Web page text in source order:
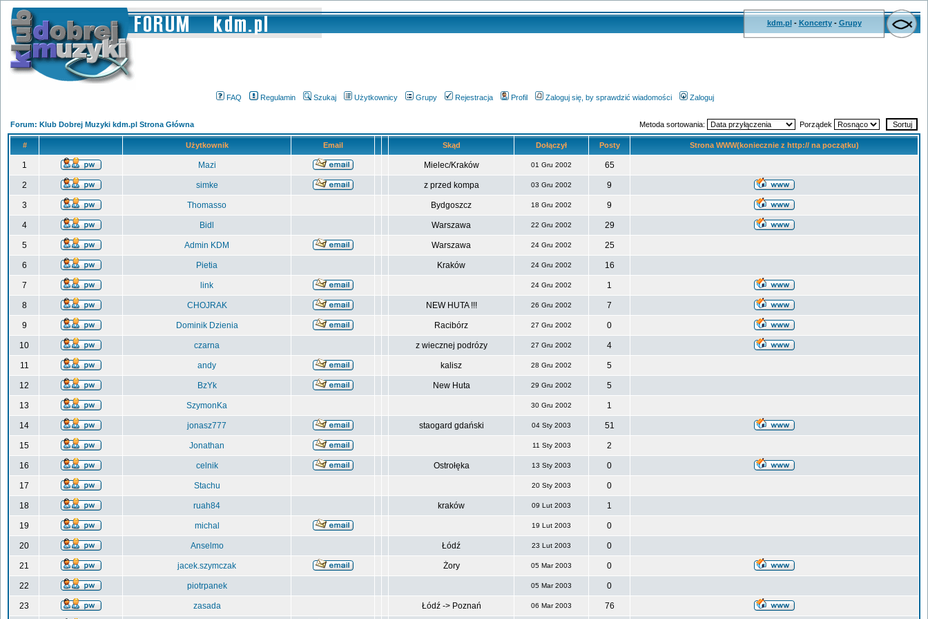
kdm.pl- Koncerty- Grupy
FAQ Regulamin Szukaj Użytkownicy Grupy Rejestracja Profil Zaloguj się, by sprawdzić wiadomości Zaloguj
Forum: Klub Dobrej Muzyki kdm.pl Strona Główna Metoda sortowania: Porządek
# Użytkownik Email Skąd Dołączył Posty Strona WWW(koniecznie z http:// na początku)
1 Mazi Mielec/Kraków 01 Gru 2002 65
2 simke z przed kompa 03 Gru 2002 9
3 Thomasso Bydgoszcz 18 Gru 2002 9
4 Bidl Warszawa 22 Gru 2002 29
5 Admin KDM Warszawa 24 Gru 2002 25
6 Pietia Kraków 24 Gru 2002 16
7 link 24 Gru 2002 1
8 CHOJRAK NEW HUTA !!! 26 Gru 2002 7
9 Dominik Dzienia Racibórz 27 Gru 2002 0
10 czarna z wiecznej podrózy 27 Gru 2002 4
11 andy kalisz 28 Gru 2002 5
12 BzYk New Huta 29 Gru 2002 5
13 SzymonKa 30 Gru 2002 1
14 jonasz777 staogard gdański 04 Sty 2003 51
15 Jonathan 11 Sty 2003 2
16 celnik Ostrołęka 13 Sty 2003 0
17 Stachu 20 Sty 2003 0
18 ruah84 kraków 09 Lut 2003 1
19 michal 19 Lut 2003 0
20 Anselmo Łódź 23 Lut 2003 0
21 jacek.szymczak Żory 05 Mar 2003 0
22 piotrpanek 05 Mar 2003 0
23 zasada Łódź -> Poznań 06 Mar 2003 76